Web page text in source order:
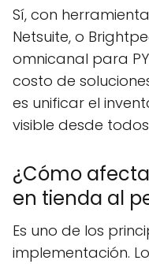
Sí, con
Netsuite, o
omnicanal para
costo de
es unificar el
visible desde
¿Cómo
en tienda al
Es uno de los
implementación.